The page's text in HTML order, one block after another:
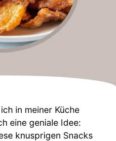
in meiner Küche
eine geniale Idee:
knusprigen Snacks